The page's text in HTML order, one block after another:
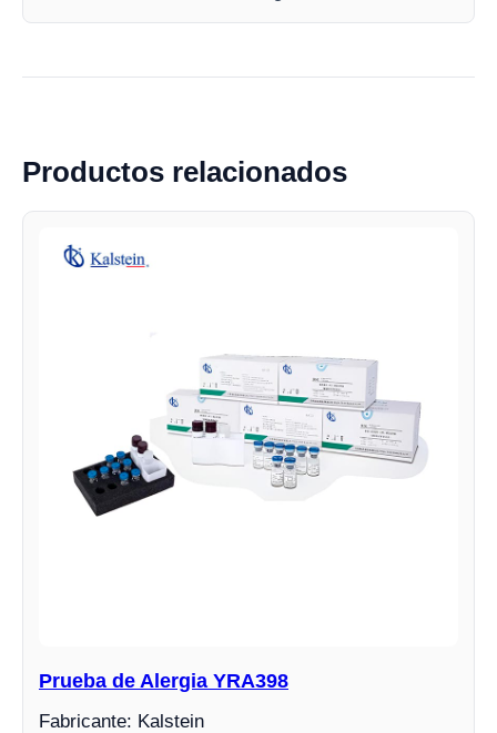
Productos relacionados
Prueba de Alergia YRA398
Fabricante: Kalstein